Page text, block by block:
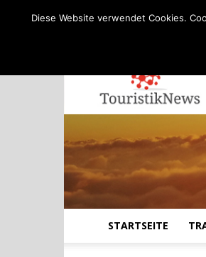
STARTSEITE
Diese Website verwendet Cookies.